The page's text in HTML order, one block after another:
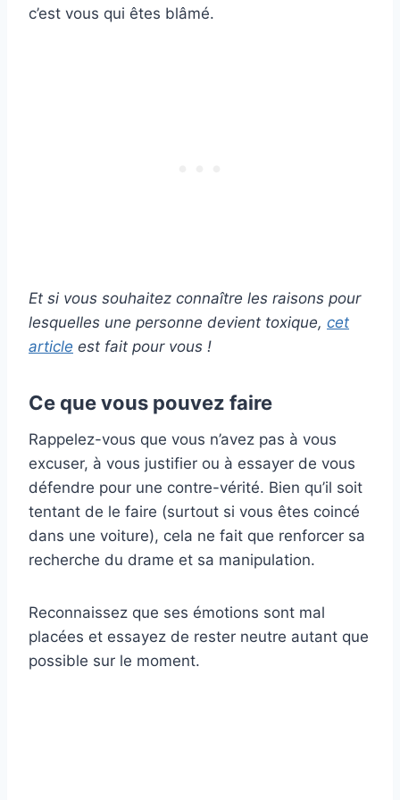
c’est vous qui êtes blâmé.
Et si vous souhaitez connaître les raisons pour
lesquelles une personne devient toxique, cet
article est fait pour vous !
Ce que vous pouvez faire
Rappelez-vous que vous n’avez pas à vous
excuser, à vous justifier ou à essayer de vous
défendre pour une contre-vérité. Bien qu’il soit
tentant de le faire (surtout si vous êtes coincé
dans une voiture), cela ne fait que renforcer sa
recherche du drame et sa manipulation.
Reconnaissez que ses émotions sont mal
placées et essayez de rester neutre autant que
possible sur le moment.